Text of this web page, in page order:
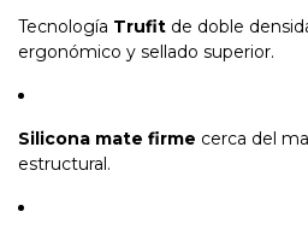
Tecnología Trufit de doble
ergonómico y sellado superior.
Silicona mate firme cerca del
estructural.